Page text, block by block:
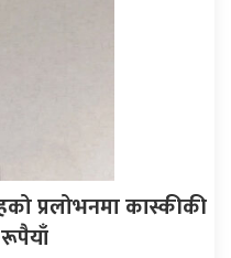
प्रलोभनमा कास्कीकी